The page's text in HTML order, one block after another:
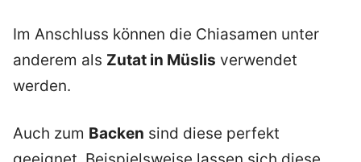
Im Anschluss können die Chiasamen unter
anderem als Zutat in Müslis verwendet
werden.
Auch zum Backen sind diese perfekt